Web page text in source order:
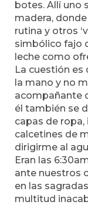
botes. Allí uno
madera,
rutina y otros
simbólico fajo
leche como
La cuestión es
la mano y no
acompañante
él también se
capas de
calcetines de
dirigirme al
Eran las
ante nuestros
en las
multitud